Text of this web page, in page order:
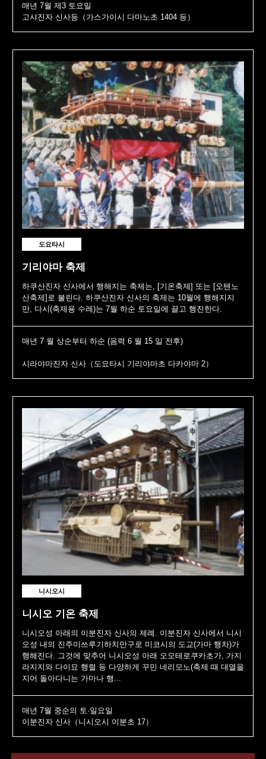
매년 7월 제3 토요일
고샤진자 신사등（가스가이시 다마노초 1404 등）
도요타시
기리야마 축제
하쿠산진자 신사에서 행해지는 축제는, [기온축제] 또는 [오텐노
산축제]로 불린다. 하쿠산진자 신사의 축제는 10월에 행해지지
만, 다시(축제용 수레)는 7월 하순 토요일에 끌고 행진한다.
매년 7 월 상순부터 하순 (음력 6 월 15 일 전후)
시라야마진자 신사（도요타시 기리야마초 다카야마 2）
니시오시
니시오 기온 축제
니시오성 아래의 이분진자 신사의 제례. 이분진자 신사에서 니시
오성 내의 진주미쓰루기하치만구로 미코시의 도교(가마 행차)가
행해진다. 그것에 맞추어 니시오성 아래 오모테로쿠카초가, 가지
라지지와 다이묘 행렬 등 다양하게 꾸민 네리모노(축제 때 대열을
지어 돌아다니는 가마나 행...
매년 7월 중순의 토·일요일
이분진자 신사（니시오시 이분초 17）